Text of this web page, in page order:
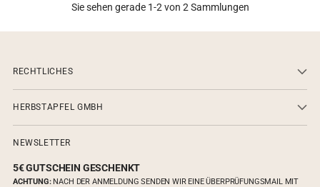
Sie sehen gerade 1-2 von 2 Sammlungen
RECHTLICHES
HERBSTAPFEL GMBH
NEWSLETTER
5€ GUTSCHEIN GESCHENKT
ACHTUNG:NACH DER ANMELDUNG SENDEN WIR EINE ÜBERPRÜFUNGSMAIL MIT